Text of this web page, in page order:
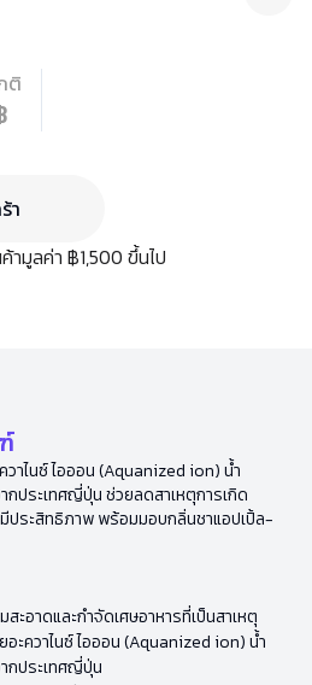
ติ
า
ามูลค่า ฿1,500 ขึ้นไป
าไนซ์ ไอออน (Aquanized ion) น้ำ
กประเทศญี่ปุ่น ช่วยลดสาเหตุการเกิด
ประสิทธิภาพ พร้อมมอบกลิ่นชาแอปเปิ้ล-
ะอาดและกำจัดเศษอาหารที่เป็นสาเหตุ
ะควาไนซ์ ไอออน (Aquanized ion) น้ำ
กประเทศญี่ปุ่น